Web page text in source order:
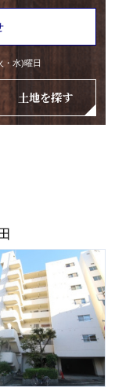
・水)曜日
土地を探す